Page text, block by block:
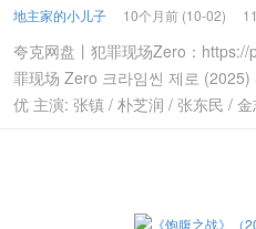
地主家的小儿子 10个月前 (10-02)
夸克网盘丨犯罪现场Zero：
罪现场 Zero 크라임씬 제로
优 主演: 张镇 / 朴芝润 / 张东民 /